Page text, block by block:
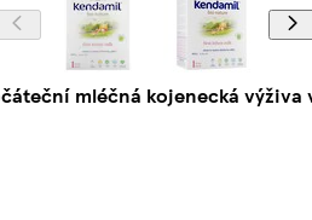
mléčná kojenecká výživa